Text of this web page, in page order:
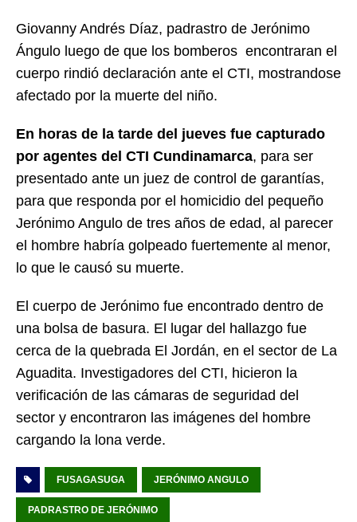
Giovanny Andrés Díaz, padrastro de Jerónimo
Ángulo luego de que los bomberos encontraran el
cuerpo rindió declaración ante el CTI, mostrandose
afectado por la muerte del niño.
En horas de la tarde del jueves fue capturado
por agentes del CTI Cundinamarca, para ser
presentado ante un juez de control de garantías,
para que responda por el homicidio del pequeño
Jerónimo Angulo de tres años de edad, al parecer
el hombre habría golpeado fuertemente al menor,
lo que le causó su muerte.
El cuerpo de Jerónimo fue encontrado dentro de
una bolsa de basura. El lugar del hallazgo fue
cerca de la quebrada El Jordán, en el sector de La
Aguadita. Investigadores del CTI, hicieron la
verificación de las cámaras de seguridad del
sector y encontraron las imágenes del hombre
cargando la lona verde.
FUSAGASUGA JERÓNIMO ANGULO
PADRASTRO DE JERÓNIMO